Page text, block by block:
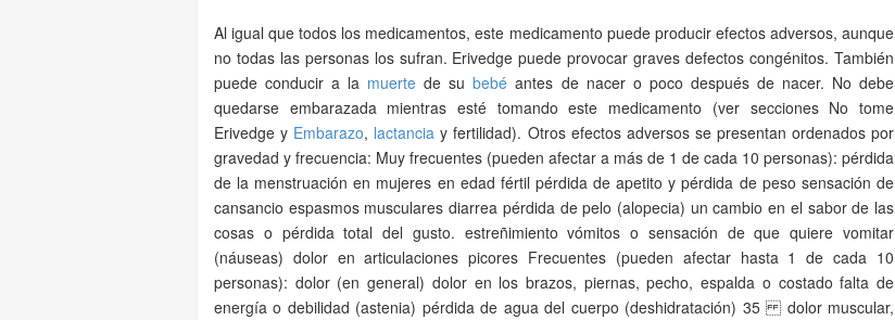
Al igual que todos los medicamentos, este medicamento puede producir efectos adversos, aunque
no todas las personas los sufran. Erivedge puede provocar graves defectos congénitos. También
puede conducir a la muerte de subebé antes de nacer o poco después de nacer. No debe
quedarse embarazada mientras esté tomando este medicamento (ver secciones No tome
Erivedge y Embarazo, lactancia y fertilidad). Otros efectos adversos se presentan ordenados por
gravedad y frecuencia: Muy frecuentes (pueden afectar a más de 1 de cada 10 personas): pérdida
de la menstruación en mujeres en edad fértil pérdida de apetito y pérdida de peso sensación de
cansancio espasmos musculares diarrea pérdida de pelo (alopecia) un cambio en el sabor de las
cosas o pérdida total del gusto. estreñimiento vómitos o sensación de que quiere vomitar
(náuseas) dolor en articulaciones picores Frecuentes (pueden afectar hasta 1 de cada 10
personas): dolor (en general) dolor en los brazos, piernas, pecho, espalda o costado falta de
energía o debilidad (astenia) pérdida de agua del cuerpo (deshidratación) 35 dolor muscular,